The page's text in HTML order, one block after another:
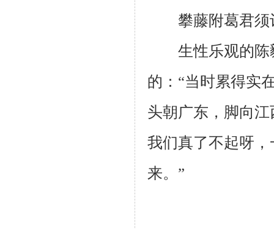
攀藤附葛君须
生性乐观的陈
的：“当时累得实
头朝广东，脚向
我们真了不起呀
来。”